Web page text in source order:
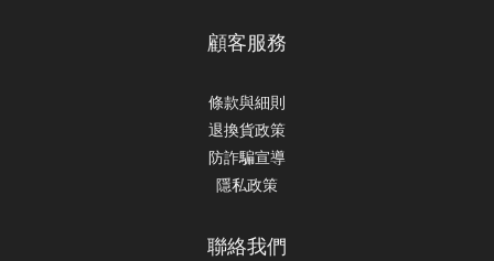
顧客服務
條款與細則
退換貨政策
防詐騙宣導
隱私政策
聯絡我們